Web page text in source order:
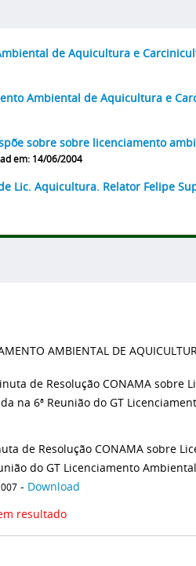
de Aquicultura e
Ambiental de Aquicultura e
sobre sobre licenciamento
em: 14/06/2004
Lic. Aquicultura. Relator Felipe
AMBIENTAL DE
de Resolução CONAMA sobre
na 6ª Reunião do GT
de Resolução CONAMA sobre
do GT Licenciamento
- Download
resultado